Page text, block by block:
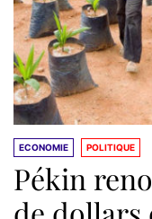
ECONOMIE POLITIQUE
Pékin